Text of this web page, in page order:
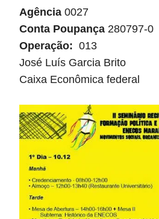
Agência 0027
Conta Poupança 280797-0
Operação: 013
José Luís Garcia Brito
Caixa Econômica federal